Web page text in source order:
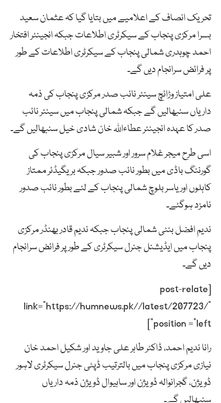
تحریک انصاف کے اعلامیے میں بتایا گیا کہ عثمان سعید
بسرا مرکزی پنجاب کے سیکرٹری اطلاعات جبکہ انجینئر افتخار
احمد چوہدری شمالی پنجاب کے سیکرٹری اطلاعات کے طور
پر فرائض سرانجام دیں گے۔
علی امتیاز وڑائچ سینئر نائب صدر مرکزی پنجاب کی ذمہ
داریاں سنبھالیں گے جبکہ شمالی پنجاب میں سینئر نائب
صدر کا عہدہ انجینئر عطاءاللہ خان شادی خیل سنبھالیں گے۔
اسی طرح میجر غلام سرور اور شبیر سیال مرکزی پنجاب کی
گورننگ باڈی میں بطور نائب صدور جبکہ بریگیڈئر ممتاز
کاہلوں اور یاسر بلوچ شمالی پنجاب کے لئے بطور نائب صدور
نامزد ہوگئے۔
ندیم افضل بنٹی شمالی پنجاب جبکہ ندیم قادر بھنڈر مرکزی
پنجاب میں ایڈیشنل جنرل سیکرٹری کے طور پر فرائض سرانجام
دیں گے۔
[post-relate
link=”https://humnews.pk//latest/207723/”
position =”left”]
رانا ندیم احمد، ڈاکٹر طاہر علی جاوید اور شکیل احمد خان
نیازی مرکزی پنجاب میں بالترتیب ڈپٹی جنرل سیکرٹری لاہور
ڈویژن، گجرانوالہ ڈویژن اور ساہیوال ڈویژن ذمہ داریاں
سنبھالیں گے۔